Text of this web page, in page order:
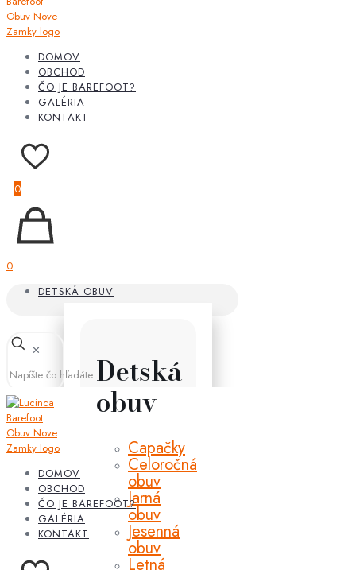
DOMOV
OBCHOD
ČO JE BAREFOOT?
GALÉRIA
KONTAKT
0
0
DETSKÁ OBUV
Detská
obuv
Capačky
Celoročná
obuv
Jarná
obuv
Jesenná
obuv
Letná
✕
DOMOV
OBCHOD
ČO JE BAREFOOT?
GALÉRIA
KONTAKT